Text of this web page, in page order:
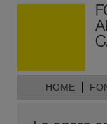
HOME